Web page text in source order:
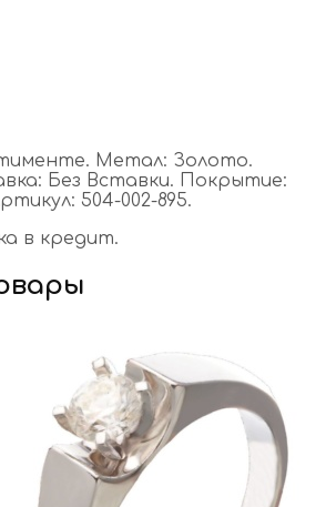
Метал: Золото.
Без Вставки. Покрытие:
504-002-895.
в кредит.